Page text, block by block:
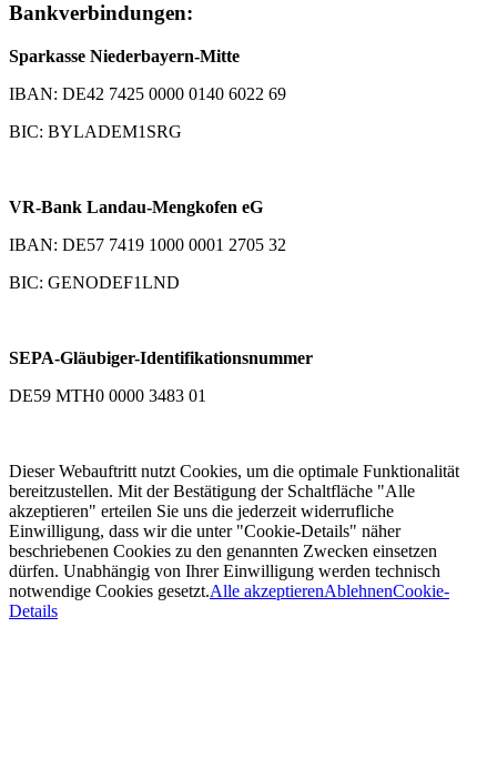
Bankverbindungen:
Sparkasse Niederbayern-Mitte
IBAN: DE42 7425 0000 0140 6022 69
BIC: BYLADEM1SRG
VR-Bank Landau-Mengkofen eG
IBAN: DE57 7419 1000 0001 2705 32
BIC: GENODEF1LND
SEPA-Gläubiger-Identifikationsnummer
DE59 MTH0 0000 3483 01
Dieser Webauftritt nutzt Cookies, um die optimale Funktionalität
bereitzustellen. Mit der Bestätigung der Schaltfläche "Alle
akzeptieren" erteilen Sie uns die jederzeit widerrufliche
Einwilligung, dass wir die unter "Cookie-Details" näher
beschriebenen Cookies zu den genannten Zwecken einsetzen
dürfen. Unabhängig von Ihrer Einwilligung werden technisch
notwendige Cookies gesetzt.Alle akzeptierenAblehnenCookie-
Details